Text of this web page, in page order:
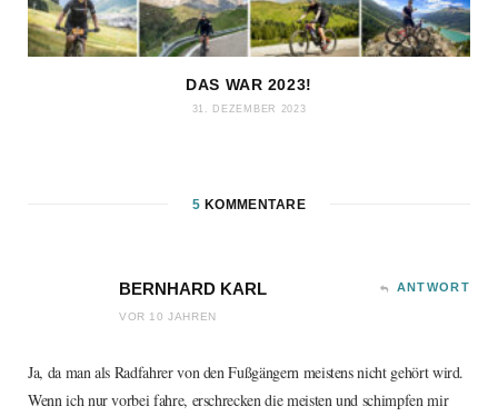
DAS WAR 2023!
31. DEZEMBER 2023
5 KOMMENTARE
BERNHARD KARL
VOR 10 JAHREN
ANTWORT
Ja, da man als Radfahrer von den Fußgängern meistens nicht gehört wird.
Wenn ich nur vorbei fahre, erschrecken die meisten und schimpfen mir